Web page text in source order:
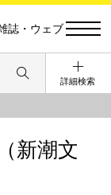
誌・ウェブ
詳細検索
新潮文